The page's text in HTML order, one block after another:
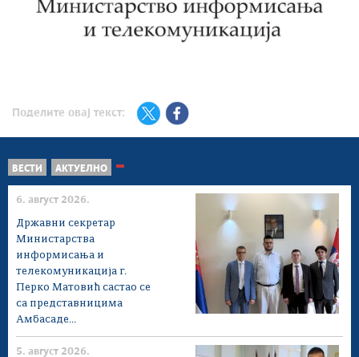
Поделите овај текст:
ВЕСТИ АКТУЕЛНО
6. август 2026.
Државни секретар
Министарства
информисања и
телекомуникација г.
Перко Матовић састао се
са представницима
Амбасаде...
5. август 2026.